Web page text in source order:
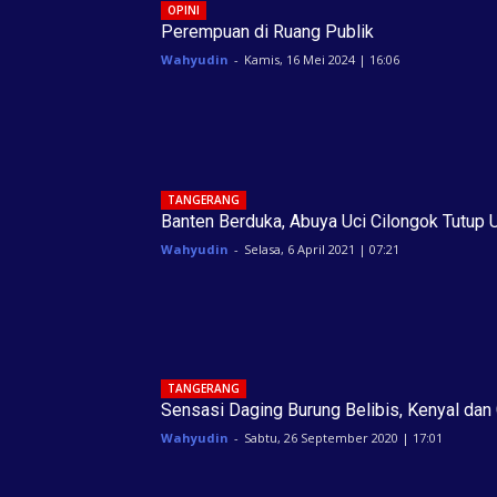
OPINI
Perempuan di Ruang Publik
Wahyudin - Kamis, 16 Mei 2024 | 16:06
TANGERANG
Banten Berduka, Abuya Uci Cilongok Tutup
Wahyudin - Selasa, 6 April 2021 | 07:21
TANGERANG
Sensasi Daging Burung Belibis, Kenyal dan
Wahyudin - Sabtu, 26 September 2020 | 17:01